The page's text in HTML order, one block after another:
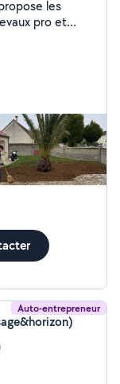
les
Auto-entrepreneur